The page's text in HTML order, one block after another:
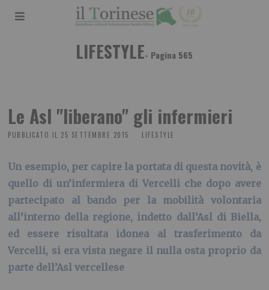
LIFESTYLE- Pagina 565
Le Asl "liberano" gli infermieri
PUBBLICATO IL 25 SETTEMBRE 2015 LIFESTYLE
Un esempio, per capire la portata di questa novità, è
quello di un’infermiera di Vercelli che dopo avere
partecipato al bando per la mobilità volontaria
all’interno della regione, indetto dall’Asl di Biella,
ed essere risultata idonea al trasferimento da
Vercelli, si era vista negare il nulla osta proprio da
parte dell’Asl vercellese